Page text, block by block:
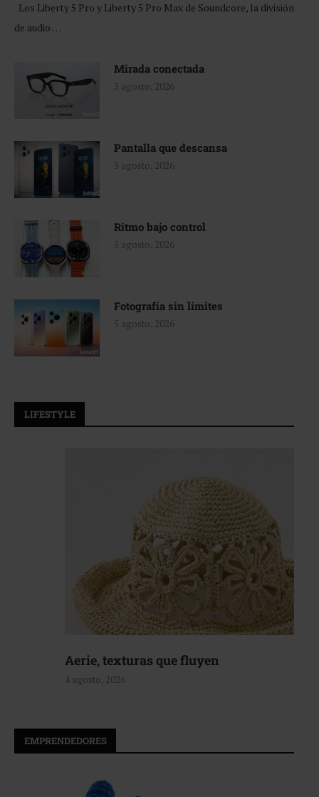
Los Liberty 5 Pro y Liberty 5 Pro Max de Soundcore, la división
de audio …
Mirada conectada
5 agosto, 2026
Pantalla que descansa
5 agosto, 2026
Ritmo bajo control
5 agosto, 2026
Fotografía sin límites
5 agosto, 2026
LIFESTYLE
Aerie, texturas que fluyen
4 agosto, 2026
EMPRENDEDORES